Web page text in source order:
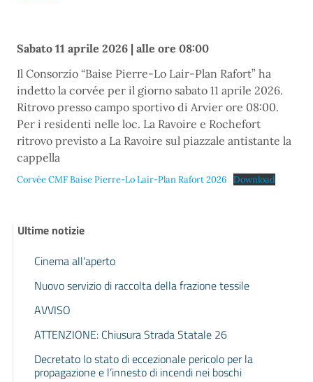
Sabato 11 aprile 2026 | alle ore 08:00
Il Consorzio “Baise Pierre-Lo Lair-Plan Rafort” ha
indetto la corvée per il giorno sabato 11 aprile 2026.
Ritrovo presso campo sportivo di Arvier ore 08:00.
Per i residenti nelle loc. La Ravoire e Rochefort
ritrovo previsto a La Ravoire sul piazzale antistante la
cappella
Corvée CMF Baise Pierre-Lo Lair-Plan Rafort 2026 Download
Ultime notizie
Cinema all’aperto
Nuovo servizio di raccolta della frazione tessile
AVVISO
ATTENZIONE: Chiusura Strada Statale 26
Decretato lo stato di eccezionale pericolo per la
propagazione e l’innesto di incendi nei boschi